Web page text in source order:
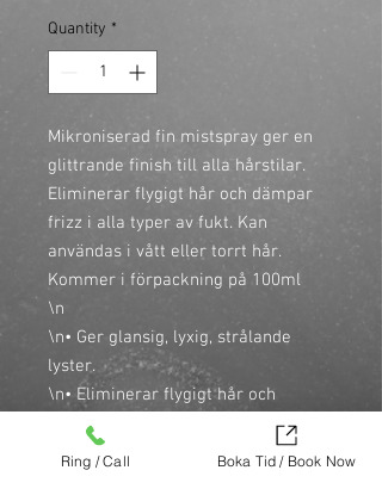
Quantity *
Mikroniserad fin mistspray ger en
glittrande finish till alla hårstilar.
Eliminerar flygigt hår och dämpar
frizz i alla typer av fukt. Kan
användas i vått eller torrt hår.
Kommer i förpackning på 100ml
\n
\n• Ger glansig, lyxig, strålande
lyster.
\n• Eliminerar flygigt hår och
dämpar frizz.
\n• Skapar en len och silkesmjuk
Ring / Call Boka Tid / Book Now